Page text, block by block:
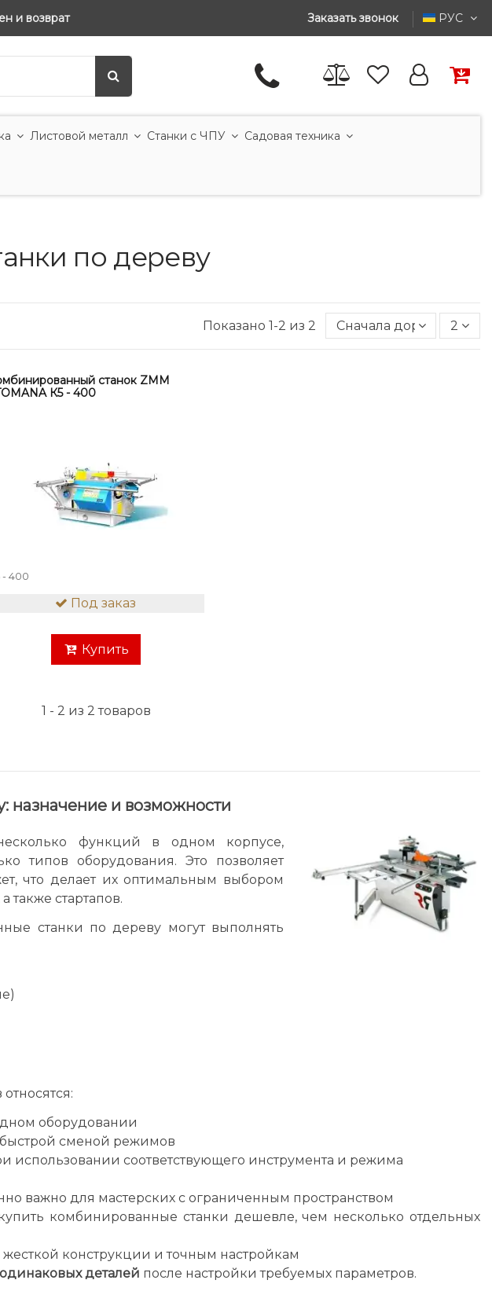
и возврат Заказать звонок РУС
Листовой металл Станки с ЧПУ Садовая техника
по дереву
Показано 1-2 из 2 Сначала дорогие 2
станок ZMM
К5 - 400
- 400
Под заказ
Купить
1 - 2 из 2 товаров
назначение и возможности
функций в одном корпусе,
типов оборудования. Это позволяет
что делает их оптимальным выбором
также стартапов.
станки по дереву могут выполнять
оборудовании
сменой режимов
использовании соответствующего инструмента и режима
важно для мастерских с ограниченным пространством
комбинированные станки дешевле, чем несколько отдельных
жесткой конструкции и точным настройкам
деталей после настройки требуемых параметров.